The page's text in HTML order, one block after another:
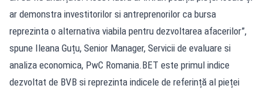
ar demonstra investitorilor si antreprenorilor ca bursa
reprezinta o alternativa viabila pentru dezvoltarea afacerilor”,
spune Ileana Guțu, Senior Manager, Servicii de evaluare si
analiza economica, PwC Romania.BET este primul indice
dezvoltat de BVB si reprezinta indicele de referință al pieței